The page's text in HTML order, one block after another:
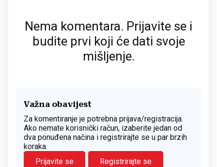
Nema komentara. Prijavite se i
budite prvi koji će dati svoje
mišljenje.
Važna obavijest
Za komentiranje je potrebna prijava/registracija.
Ako nemate korisnički račun, izaberite jedan od
dva ponuđena načina i registrirajte se u par brzih
koraka.
Prijavite se
Registrirajte se